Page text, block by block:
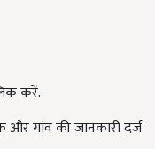
करें.
और गांव की जानकारी दर्ज